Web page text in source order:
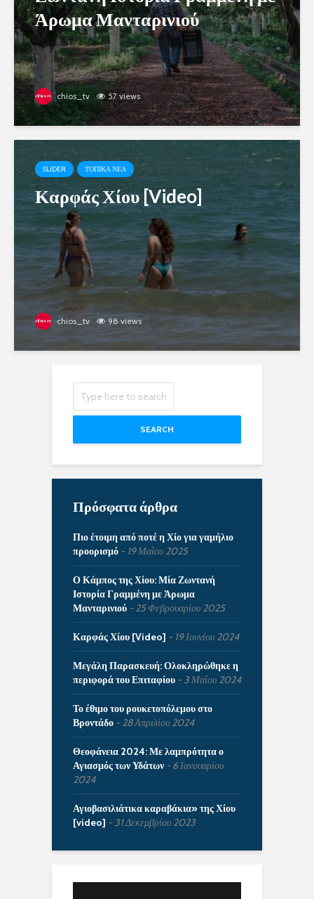
Άρωμα Μανταρινιού
chios_tv 57 views
SLIDER ΤΟΠΙΚΑ ΝΕΑ
Καρφάς Χίου [Video]
chios_tv 98 views
SEARCH
Πρόσφατα άρθρα
Πιο έτοιμη από ποτέ η Χίο για γαμήλιο
προορισμό
19 Μαΐου 2025
Ο Κάμπος της Χίου: Μία Ζωντανή
Ιστορία Γραμμένη με Άρωμα
Μανταρινιού
25 Φεβρουαρίου 2025
Καρφάς Χίου [Video] 19 Ιουνίου 2024
Μεγάλη Παρασκευή: Ολοκληρώθηκε η
περιφορά του Επιταφίου
3 Μαΐου 2024
Το έθιμο του ρουκετοπόλεμου στο
Βροντάδο
28 Απριλίου 2024
Θεοφάνεια 2024: Με λαμπρότητα ο
Αγιασμός των Υδάτων
6 Ιανουαρίου
2024
Αγιοβασιλιάτικα καραβάκια» της Χίου
[video]
31 Δεκεμβρίου 2023